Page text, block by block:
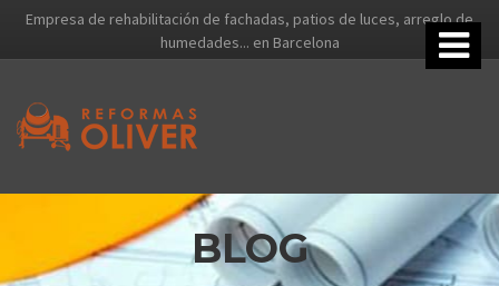
Empresa de rehabilitación de fachadas, patios de luces, arreglo de
humedades... en Barcelona
BLOG